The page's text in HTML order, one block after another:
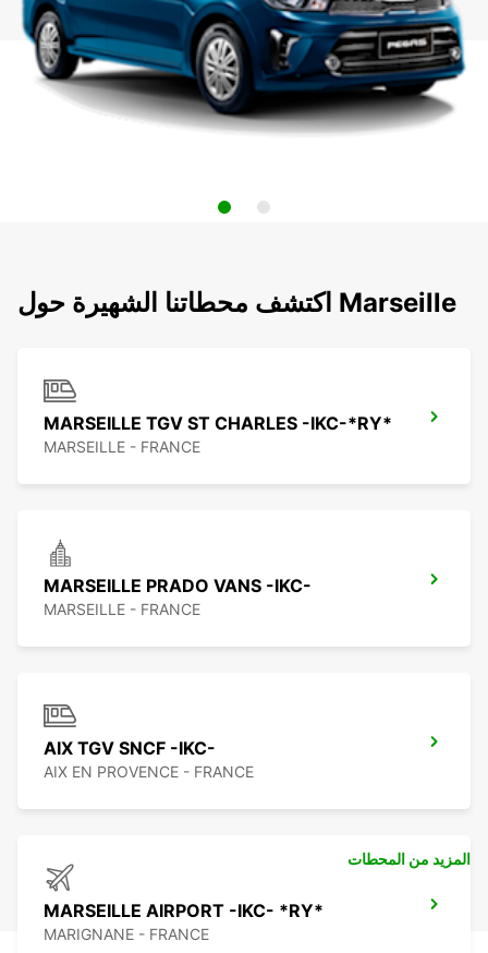
اكتشف محطاتنا الشهيرة حول Marseille
MARSEILLE TGV ST CHARLES -IKC-*RY*
MARSEILLE - FRANCE
MARSEILLE PRADO VANS -IKC-
MARSEILLE - FRANCE
AIX TGV SNCF -IKC-
AIX EN PROVENCE - FRANCE
MARSEILLE AIRPORT -IKC- *RY*
MARIGNANE - FRANCE
المزيد من المحطات